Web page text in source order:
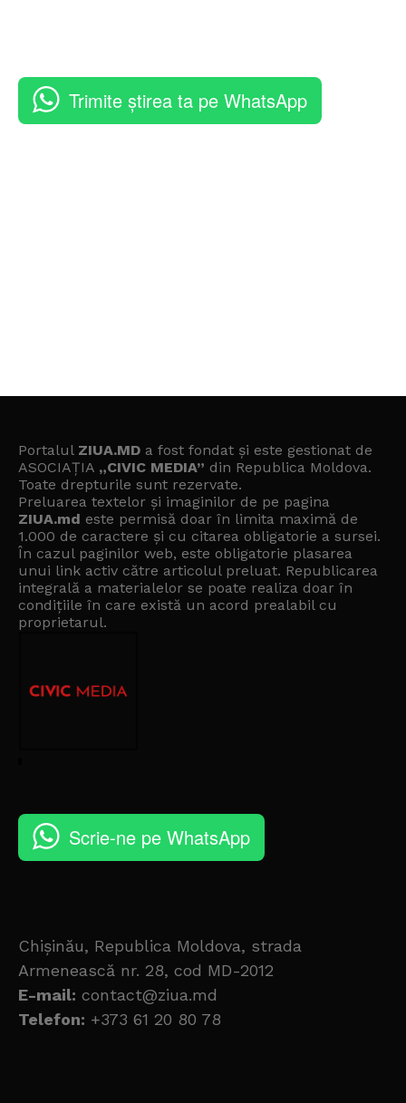
Trimite știrea ta pe WhatsApp
Portalul ZIUA.MD a fost fondat și este gestionat de
ASOCIAȚIA „CIVIC MEDIA” din Republica Moldova.
Toate drepturile sunt rezervate.
Preluarea textelor și imaginilor de pe pagina
ZIUA.md este permisă doar în limita maximă de
1.000 de caractere și cu citarea obligatorie a sursei.
În cazul paginilor web, este obligatorie plasarea
unui link activ către articolul preluat. Republicarea
integrală a materialelor se poate realiza doar în
condițiile în care există un acord prealabil cu
proprietarul.
Scrie-ne pe WhatsApp
Chișinău, Republica Moldova, strada
Armenească nr. 28, cod MD-2012
E-mail: contact@ziua.md
Telefon: +373 61 20 80 78